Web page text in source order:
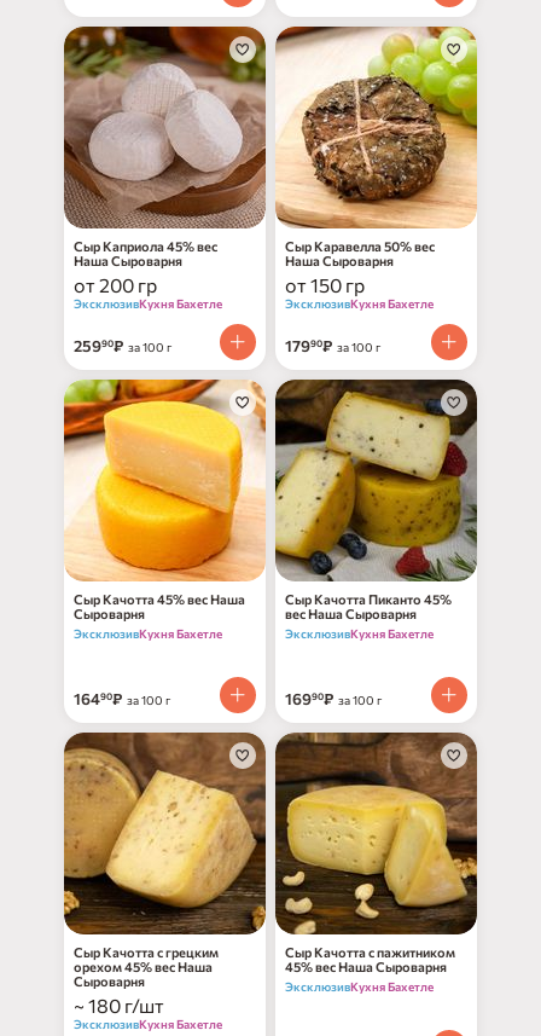
Сыр Каприола 45% вес
Наша Сыроварня
от 200 гр
ЭксклюзивКухня Бахетле
25990₽ за 100 г
Сыр Каравелла 50% вес
Наша Сыроварня
от 150 гр
ЭксклюзивКухня Бахетле
17990₽ за 100 г
Сыр Качотта 45% вес Наша
Сыроварня
ЭксклюзивКухня Бахетле
16490₽ за 100 г
Сыр Качотта Пиканто 45%
вес Наша Сыроварня
ЭксклюзивКухня Бахетле
16990₽ за 100 г
Сыр Качотта с грецким
орехом 45% вес Наша
Сыроварня
~ 180 г/шт
ЭксклюзивКухня Бахетле
Сыр Качотта с пажитником
45% вес Наша Сыроварня
ЭксклюзивКухня Бахетле